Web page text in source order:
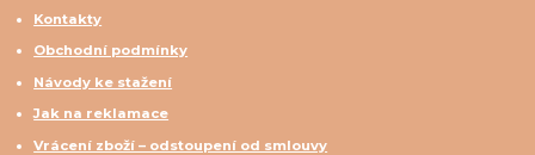
Kontakty
Obchodní podmínky
Návody ke stažení
Jak na reklamace
Vrácení zboží – odstoupení od smlouvy